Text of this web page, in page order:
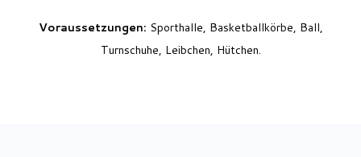
Voraussetzungen: Sporthalle, Basketballkörbe, Ball,
Turnschuhe, Leibchen, Hütchen.